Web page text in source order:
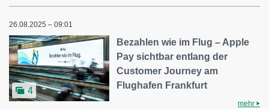
26.08.2025 – 09:01
4
Bezahlen wie im Flug – Apple
Pay sichtbar entlang der
Customer Journey am
Flughafen Frankfurt
mehr